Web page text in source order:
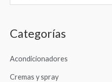
u
c
r
p
Categorías
Acondicionadores
Cremas y spray